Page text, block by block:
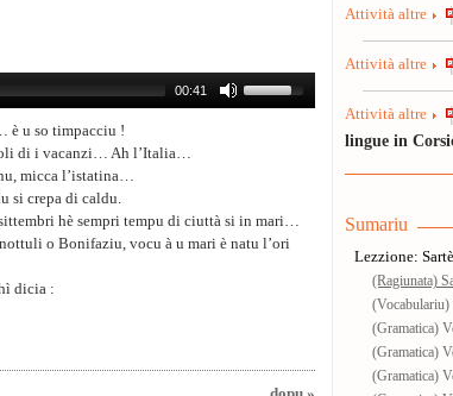
00:41
è u so timpacciu !
di i vacanzi… Ah l’Italia…
micca l’istatina…
si crepa di caldu.
hè sempri tempu di ciuttà si in mari…
o Bonifaziu, vocu à u mari è natu l’ori
dicia :
Attività altre
Attività altre
Attività altre
lingue in
Sumariu
Lezzione:
(Ragiunata)
(Vocabulariu)
(Gramatica)
(Gramatica)
(Gramatica)